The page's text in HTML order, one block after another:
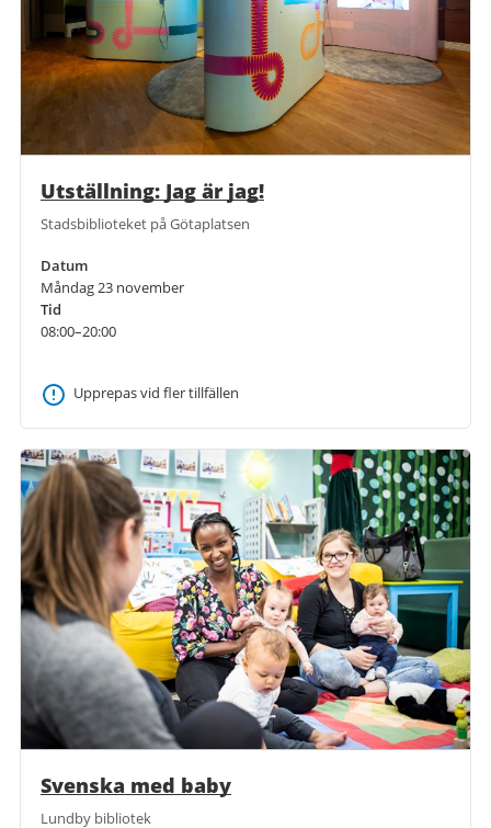
Utställning: Jag är jag!
Stadsbiblioteket på Götaplatsen
Datum
Måndag 23 november
Tid
08:00–20:00
Upprepas vid fler tillfällen
Svenska med baby
Lundby bibliotek